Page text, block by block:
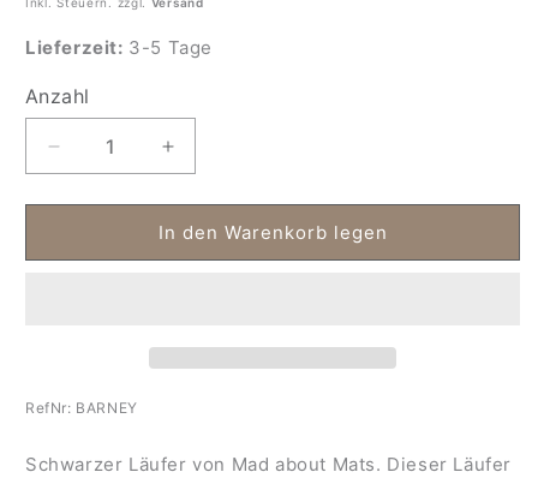
Inkl. Steuern. zzgl. Versand
Lieferzeit: 3-5 Tage
Anzahl
Anzahl
Verringere
die
Menge
Läufer
Erhöhe
die
Menge
für
Läufer
In den Warenkorb legen
RefNr: BARNEY
Schwarzer Läufer von Mad about Mats. Dieser Läufer